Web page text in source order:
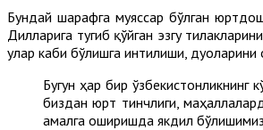
Бундай шарафга муяссар бўлган
Дилларига тугиб қўйган эзгу
улар каби бўлишга интилиши,
Бугун ҳар бир ўзбекистонликнинг
биздан юрт тинчлиги,
амалга оширишда якдил